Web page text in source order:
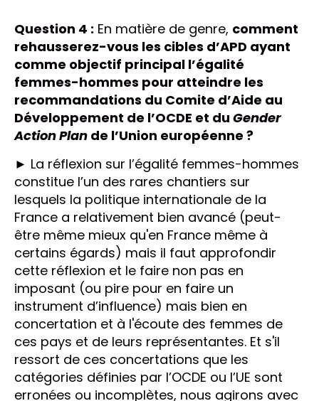
Question 4 : En matière de genre, comment
rehausserez-vous les cibles d’APD ayant
comme objectif principal l’égalité
femmes-hommes pour atteindre les
recommandations du Comite d’Aide au
Développement de l’OCDE et du Gender
Action Plan de l’Union européenne ?
► La réflexion sur l’égalité femmes-hommes
constitue l’un des rares chantiers sur
lesquels la politique internationale de la
France a relativement bien avancé (peut-
être même mieux qu'en France même à
certains égards) mais il faut approfondir
cette réflexion et le faire non pas en
imposant (ou pire pour en faire un
instrument d’influence) mais bien en
concertation et à l'écoute des femmes de
ces pays et de leurs représentantes. Et s'il
ressort de ces concertations que les
catégories définies par l’OCDE ou l’UE sont
erronées ou incomplètes, nous agirons avec